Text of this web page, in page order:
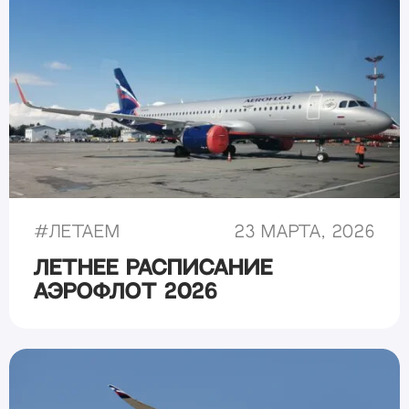
#Летаем 23 марта, 2026
Летнее расписание
Аэрофлот 2026